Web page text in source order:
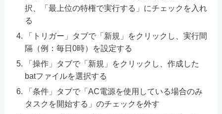
択、「最上位の特権で実行する」にチェックを入れ
る
「トリガー」タブで「新規」をクリックし、実行間
隔（例：毎日0時）を設定する
「操作」タブで「新規」をクリックし、作成した
batファイルを選択する
「条件」タブで「AC電源を使用している場合のみ
タスクを開始する」のチェックを外す